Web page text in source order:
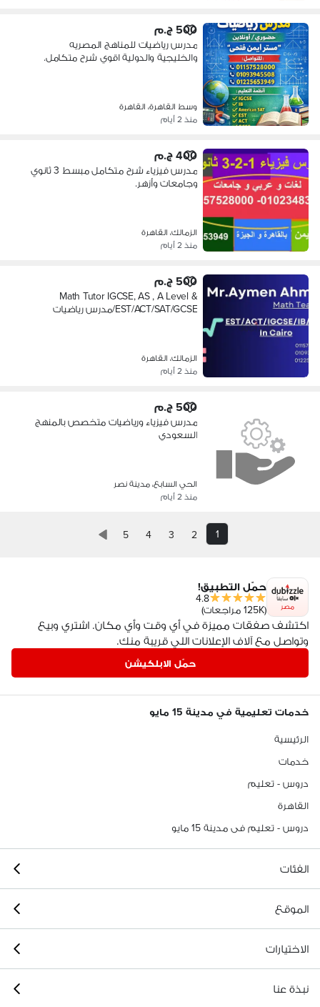
500 ج.م
مدرس رياضيات للمناهج المصريه
والخليجية والدولية اقوي شرح متكامل.
وسط القاهرة، القاهرة
منذ 2 أيام
400 ج.م
مدرس فيزياء شرح متكامل مبسط 3 ثانوي
وجامعات وأزهر.
الزمالك، القاهرة
منذ 2 أيام
500 ج.م
Math Tutor IGCSE, AS , A Level &
EST/ACT/SAT/GCSE/مدرس رياضيات
الزمالك، القاهرة
منذ 2 أيام
500 ج.م
مدرس فيزياء ورياضيات متخصص بالمنهج
السعودي
الحي السابع، مدينة نصر
منذ 2 أيام
1
2
3
4
5
مصر
حمّل التطبيق!
4.8
(125K مراجعات)
اكتشف صفقات مميزة في أي وقت وأي مكان. اشتري وبيع
وتواصل مع آلاف الإعلانات اللي قريبة منك.
حمّل الابلكيشن
خدمات تعليمية في مدينة 15 مايو
الرئيسية
خدمات
دروس - تعليم
القاهرة
دروس - تعليم فى مدينة 15 مايو
الفئات
الموقع
الاختيارات
نبذة عنا